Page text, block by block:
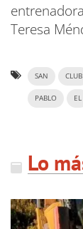
Teresa
SAN CLUB
PABLO EL
Lo